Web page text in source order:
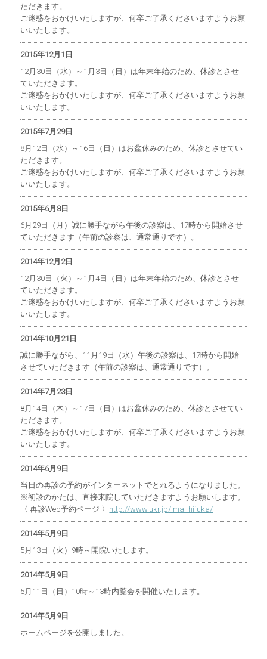
ただきます。
ご迷惑をおかけいたしますが、何卒ご了承くださいますようお願
いいたします。
2015年12月1日
12月30日（水）～1月3日（日）は年末年始のため、休診とさせ
ていただきます。
ご迷惑をおかけいたしますが、何卒ご了承くださいますようお願
いいたします。
2015年7月29日
8月12日（水）～16日（日）はお盆休みのため、休診とさせてい
ただきます。
ご迷惑をおかけいたしますが、何卒ご了承くださいますようお願
いいたします。
2015年6月8日
6月29日（月）誠に勝手ながら午後の診察は、17時から開始させ
ていただきます（午前の診察は、通常通りです）。
2014年12月2日
12月30日（火）～1月4日（日）は年末年始のため、休診とさせ
ていただきます。
ご迷惑をおかけいたしますが、何卒ご了承くださいますようお願
いいたします。
2014年10月21日
誠に勝手ながら、11月19日（水）午後の診察は、17時から開始
させていただきます（午前の診察は、通常通りです）。
2014年7月23日
8月14日（木）～17日（日）はお盆休みのため、休診とさせてい
ただきます。
ご迷惑をおかけいたしますが、何卒ご了承くださいますようお願
いいたします。
2014年6月9日
当日の再診の予約がインターネットでとれるようになりました。
※初診のかたは、直接来院していただきますようお願いします。
〈 再診Web予約ページ 〉 http://www.ukr.jp/imai-hifuka/
2014年5月9日
5月13日（火）9時～開院いたします。
2014年5月9日
5月11日（日）10時～13時内覧会を開催いたします。
2014年5月9日
ホームページを公開しました。